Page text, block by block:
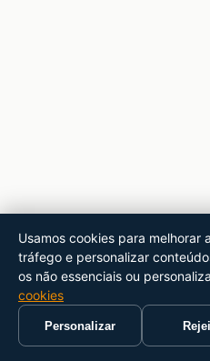
Usamos cookies para melhorar
tráfego e personalizar
os não essenciais ou
cookies
Personalizar